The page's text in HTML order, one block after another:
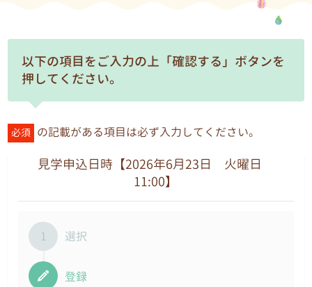
以下の項目をご入力の上「確認する」ボタンを
押してください。
必須 の記載がある項目は必ず入力してください。
見学申込日時【2026年6月23日 火曜日
11:00】
1 選択
登録